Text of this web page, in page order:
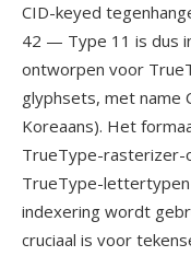
CID-keyed
42 — Type 11 is dus
ontworpen voor
glyphsets, met name
Koreaans). Het
TrueType-rasterizer-
TrueType-
indexering wordt
cruciaal is voor